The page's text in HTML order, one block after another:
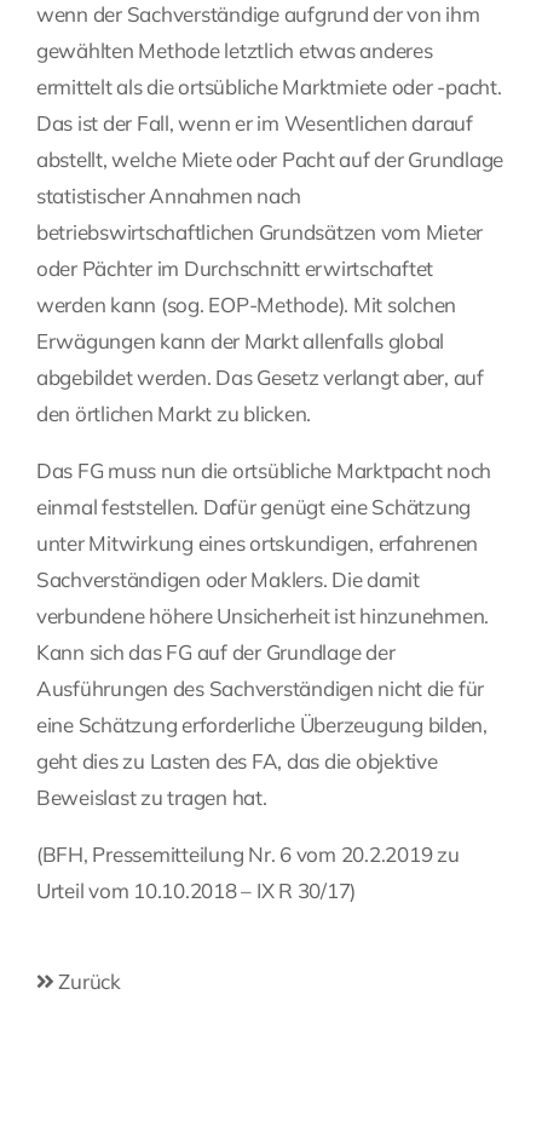
wenn der Sachverständige aufgrund der von ihm
gewählten Methode letztlich etwas anderes
ermittelt als die ortsübliche Marktmiete oder -pacht.
Das ist der Fall, wenn er im Wesentlichen darauf
abstellt, welche Miete oder Pacht auf der Grundlage
statistischer Annahmen nach
betriebswirtschaftlichen Grundsätzen vom Mieter
oder Pächter im Durchschnitt erwirtschaftet
werden kann (sog. EOP-Methode). Mit solchen
Erwägungen kann der Markt allenfalls global
abgebildet werden. Das Gesetz verlangt aber, auf
den örtlichen Markt zu blicken.
Das FG muss nun die ortsübliche Marktpacht noch
einmal feststellen. Dafür genügt eine Schätzung
unter Mitwirkung eines ortskundigen, erfahrenen
Sachverständigen oder Maklers. Die damit
verbundene höhere Unsicherheit ist hinzunehmen.
Kann sich das FG auf der Grundlage der
Ausführungen des Sachverständigen nicht die für
eine Schätzung erforderliche Überzeugung bilden,
geht dies zu Lasten des FA, das die objektive
Beweislast zu tragen hat.
(BFH, Pressemitteilung Nr. 6 vom 20.2.2019 zu
Urteil vom 10.10.2018 – IX R 30/17)
Zurück